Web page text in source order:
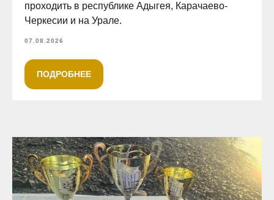
проходить в республике Адыгея, Карачаево-
Черкесии и на Урале.
07.08.2026
ПОДРОБНЕЕ